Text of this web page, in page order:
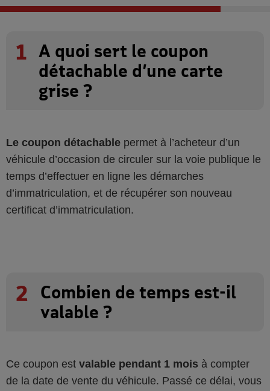
1
A quoi sert le coupon
détachable d’une carte
grise ?
Le coupon détachable permet à l’acheteur d’un
véhicule d’occasion de circuler sur la voie publique le
temps d’effectuer en ligne les démarches
d’immatriculation, et de récupérer son nouveau
certificat d’immatriculation.
2
Combien de temps est-il
valable ?
Ce coupon est valable pendant 1 mois à compter
de la date de vente du véhicule. Passé ce délai, vous